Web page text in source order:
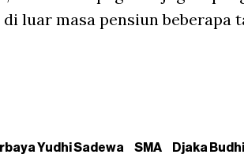
luar masa pensiun beberapa
Yudhi Sadewa SMA Djaka